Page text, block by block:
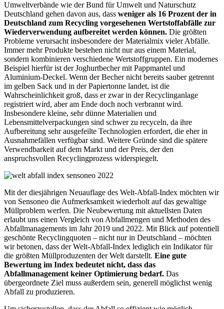
Umweltverbände wie der Bund für Umwelt und Naturschutz
Deutschland gehen davon aus, dass weniger als 16 Prozent der in
Deutschland zum Recycling vorgesehenen Wertstoffabfälle zur
Wiederverwendung aufbereitet werden können. Die größten
Probleme verursacht insbesondere der Materialmix vieler Abfälle.
Immer mehr Produkte bestehen nicht nur aus einem Material,
sondern kombinieren verschiedene Wertstoffgruppen. Ein modernes
Beispiel hierfür ist der Joghurtbecher mit Pappmantel und
Aluminium-Deckel. Wenn der Becher nicht bereits sauber getrennt
im gelben Sack und in der Papiertonne landet, ist die
Wahrscheinlichkeit groß, dass er zwar in der Recyclinganlage
registriert wird, aber am Ende doch noch verbrannt wird.
Insbesondere kleine, sehr dünne Materialien und
Lebensmittelverpackungen sind schwer zu recyceln, da ihre
Aufbereitung sehr ausgefeilte Technologien erfordert, die eher in
Ausnahmefällen verfügbar sind. Weitere Gründe sind die spätere
Verwendbarkeit auf dem Markt und der Preis, der den
anspruchsvollen Recyclingprozess widerspiegelt.
Mit der diesjährigen Neuauflage des Welt-Abfall-Index möchten wir
von Sensoneo die Aufmerksamkeit wiederholt auf das gewaltige
Müllproblem werfen. Die Neubewertung mit aktuellsten Daten
erlaubt uns einen Vergleich von Abfallmengen und Methoden des
Abfallmanagements im Jahr 2019 und 2022. Mit Blick auf potentiell
geschönte Recyclingquoten – nicht nur in Deutschland – möchten
wir betonen, dass der Welt-Abfall-Index lediglich ein Indikator für
die größten Müllproduzenten der Welt darstellt. Eine gute
Bewertung im Index bedeutet nicht, dass das
Abfallmanagement keiner Optimierung bedarf. Das
übergeordnete Ziel muss außerdem sein, generell möglichst wenig
Abfall zu produzieren.